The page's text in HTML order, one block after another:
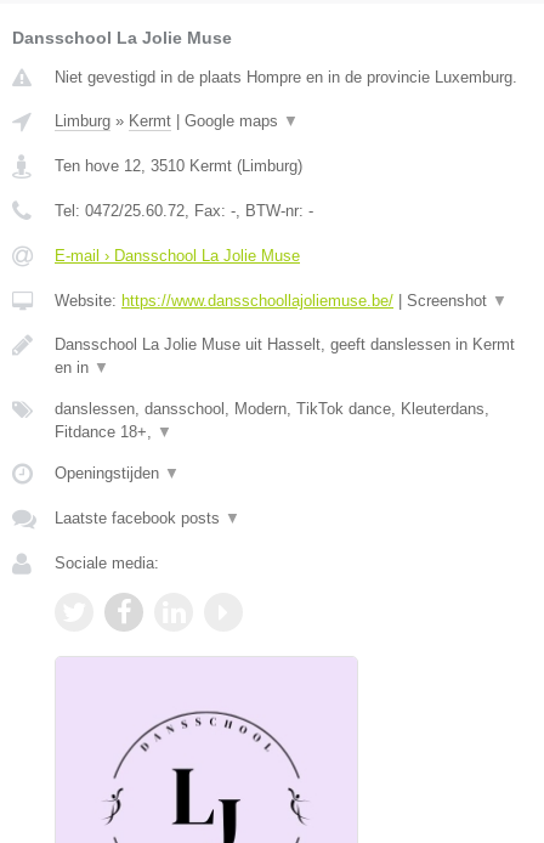
Dansschool La Jolie Muse
Niet gevestigd in de plaats Hompre en in de provincie Luxemburg.
Limburg » Kermt Google maps ▼
Ten hove 12 3510 Kermt ( Limburg)
Tel: 0472/25.60.72 , Fax: - , BTW-nr: -
E-mail › Dansschool La Jolie Muse
Website: https://www.dansschoollajoliemuse.be/ Screenshot ▼
Dansschool La Jolie Muse uit Hasselt, geeft danslessen in Kermt
en in ▼
danslessen, dansschool, Modern, TikTok dance, Kleuterdans,
Fitdance 18+,
▼
Openingstijden ▼
Laatste facebook posts ▼
Sociale media: